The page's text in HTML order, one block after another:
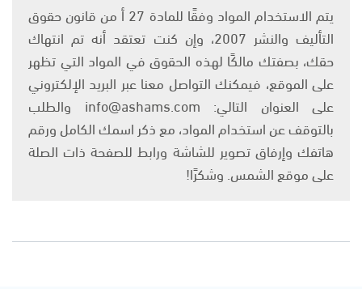
يتم الاستخدام المواد وفقًا للمادة 27 أ من قانون حقوق
التأليف والنشر 2007، وإن كنت تعتقد أنه تم انتهاك
حقك، بصفتك مالكًا لهذه الحقوق في المواد التي تظهر
على الموقع، فيمكنك التواصل معنا عبر البريد الإلكتروني
على العنوان التالي: info@ashams.com والطلب
بالتوقف عن استخدام المواد، مع ذكر اسمك الكامل ورقم
هاتفك وإرفاق تصوير للشاشة ورابط للصفحة ذات الصلة
على موقع الشمس. وشكرًا!